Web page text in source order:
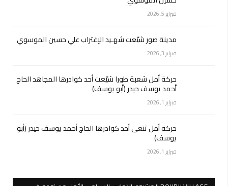
فبراير 5, 2026
مدينة صور شيّعت شهـيد الإغتراب علي حسين الموسوي
فبراير 3, 2026
حركة أمل شعبة طورا شيّعت أحد كوادرها المجاهد الحاج
أحمد يوسف حيدر (أبو يوسف)
فبراير 1, 2026
حركة أمل تنعى أحد كوادرها الحاج أحمد يوسف حيدر (أبو
يوسف)
فبراير 1, 2026